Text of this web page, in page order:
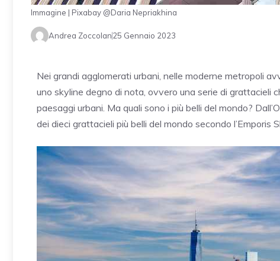
Immagine | Pixabay @Daria Nepriakhina
Andrea Zoccolan25 Gennaio 2023
Nei grandi agglomerati urbani, nelle moderne metropoli
uno skyline degno di nota, ovvero una serie di grattacieli
paesaggi urbani. Ma quali sono i più belli del mondo?
dei dieci grattacieli più belli del mondo secondo l’Emporis